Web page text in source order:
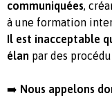
communiquées,
à une formation
Il est inacceptable
élan par des
➡️ Nous appelons